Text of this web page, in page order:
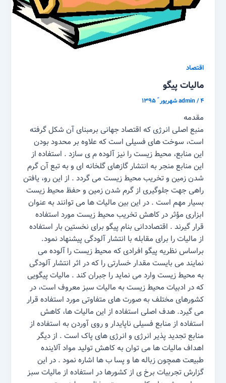
اقتصاد
مالیات پیگو
admin/۴ شهریور ّ ۱۳۹۵
مقدمه
منبع اصلی انرژی که اقتصاد جهانی برمبنای آن شکل گرفته
است، سوخت های فسیلی است که علاوه بر محدود بودن
این منابع، محیط زیست را نیز آلوده م ی سازد . استفاده از
این منابع منجر به انتشار گازهای گلخانه ای و به تبع آن گرم
شدن زمین و تخریب محیط زیست می گردد . از این رو، یافتن
راهی جهت جلوگیری از گرم شدن زمین و حفظ محیط زیست
بسیار مهم است . در این بین مالیات ها می توانند به عنوان
ابزاری مؤثر در کاهش تخریب محیط زیست مورد استفاده
قرار گیرند . اقتصاددانی بنام پیگو برای نخستین بار استفاده
از مالیات را برای مقابله با انتشار آلودگی پیشنهاد نمود.
براساس نظریه پیگو افرادی که محیط زیست را آلوده می
نمایند می بایست مقدار خسارتی را که در اثر انتشار آلودگی
به محیط زیست وارد می نماید را جبران کند . مالیات پیگویی
که در ادبیات محیط زیست به مالیات سبز معروف است، در
کشورهای مختلف به صورت های متفاوتی مورد استفاده قرار
می گیرد. هدف اصلی استفاده از این مالیات ها، کاهش
استفاده از منابع فسیلی ناپایدار و روی آوردن به استفاده از
منابع تجدید پذیر انرژی و انرژی های پاک است . از دیگر
اهداف مالیات ها می توان به کاهش تولید مواد آلاینده
طبیعت همچون زباله ها و پسا ب ها اشاره نمود . در این
گزارش تجربیات برخ ی از کشورها در استفاده از مالیات سبز